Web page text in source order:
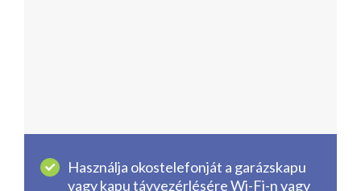
Használja okostelefonját a garázskapu
vagy kapu távvezérlésére Wi-Fi-n vagy